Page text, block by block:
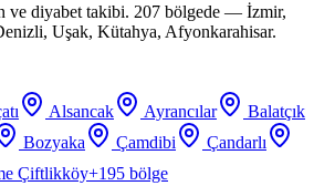
ve diyabet takibi. 207 bölgede — İzmir,
Uşak, Kütahya, Afyonkarahisar.
Alsancak Ayrancılar
Balatçık
Bozyaka Çamdibi
Çandarlı
Çiftlikköy+195 bölge